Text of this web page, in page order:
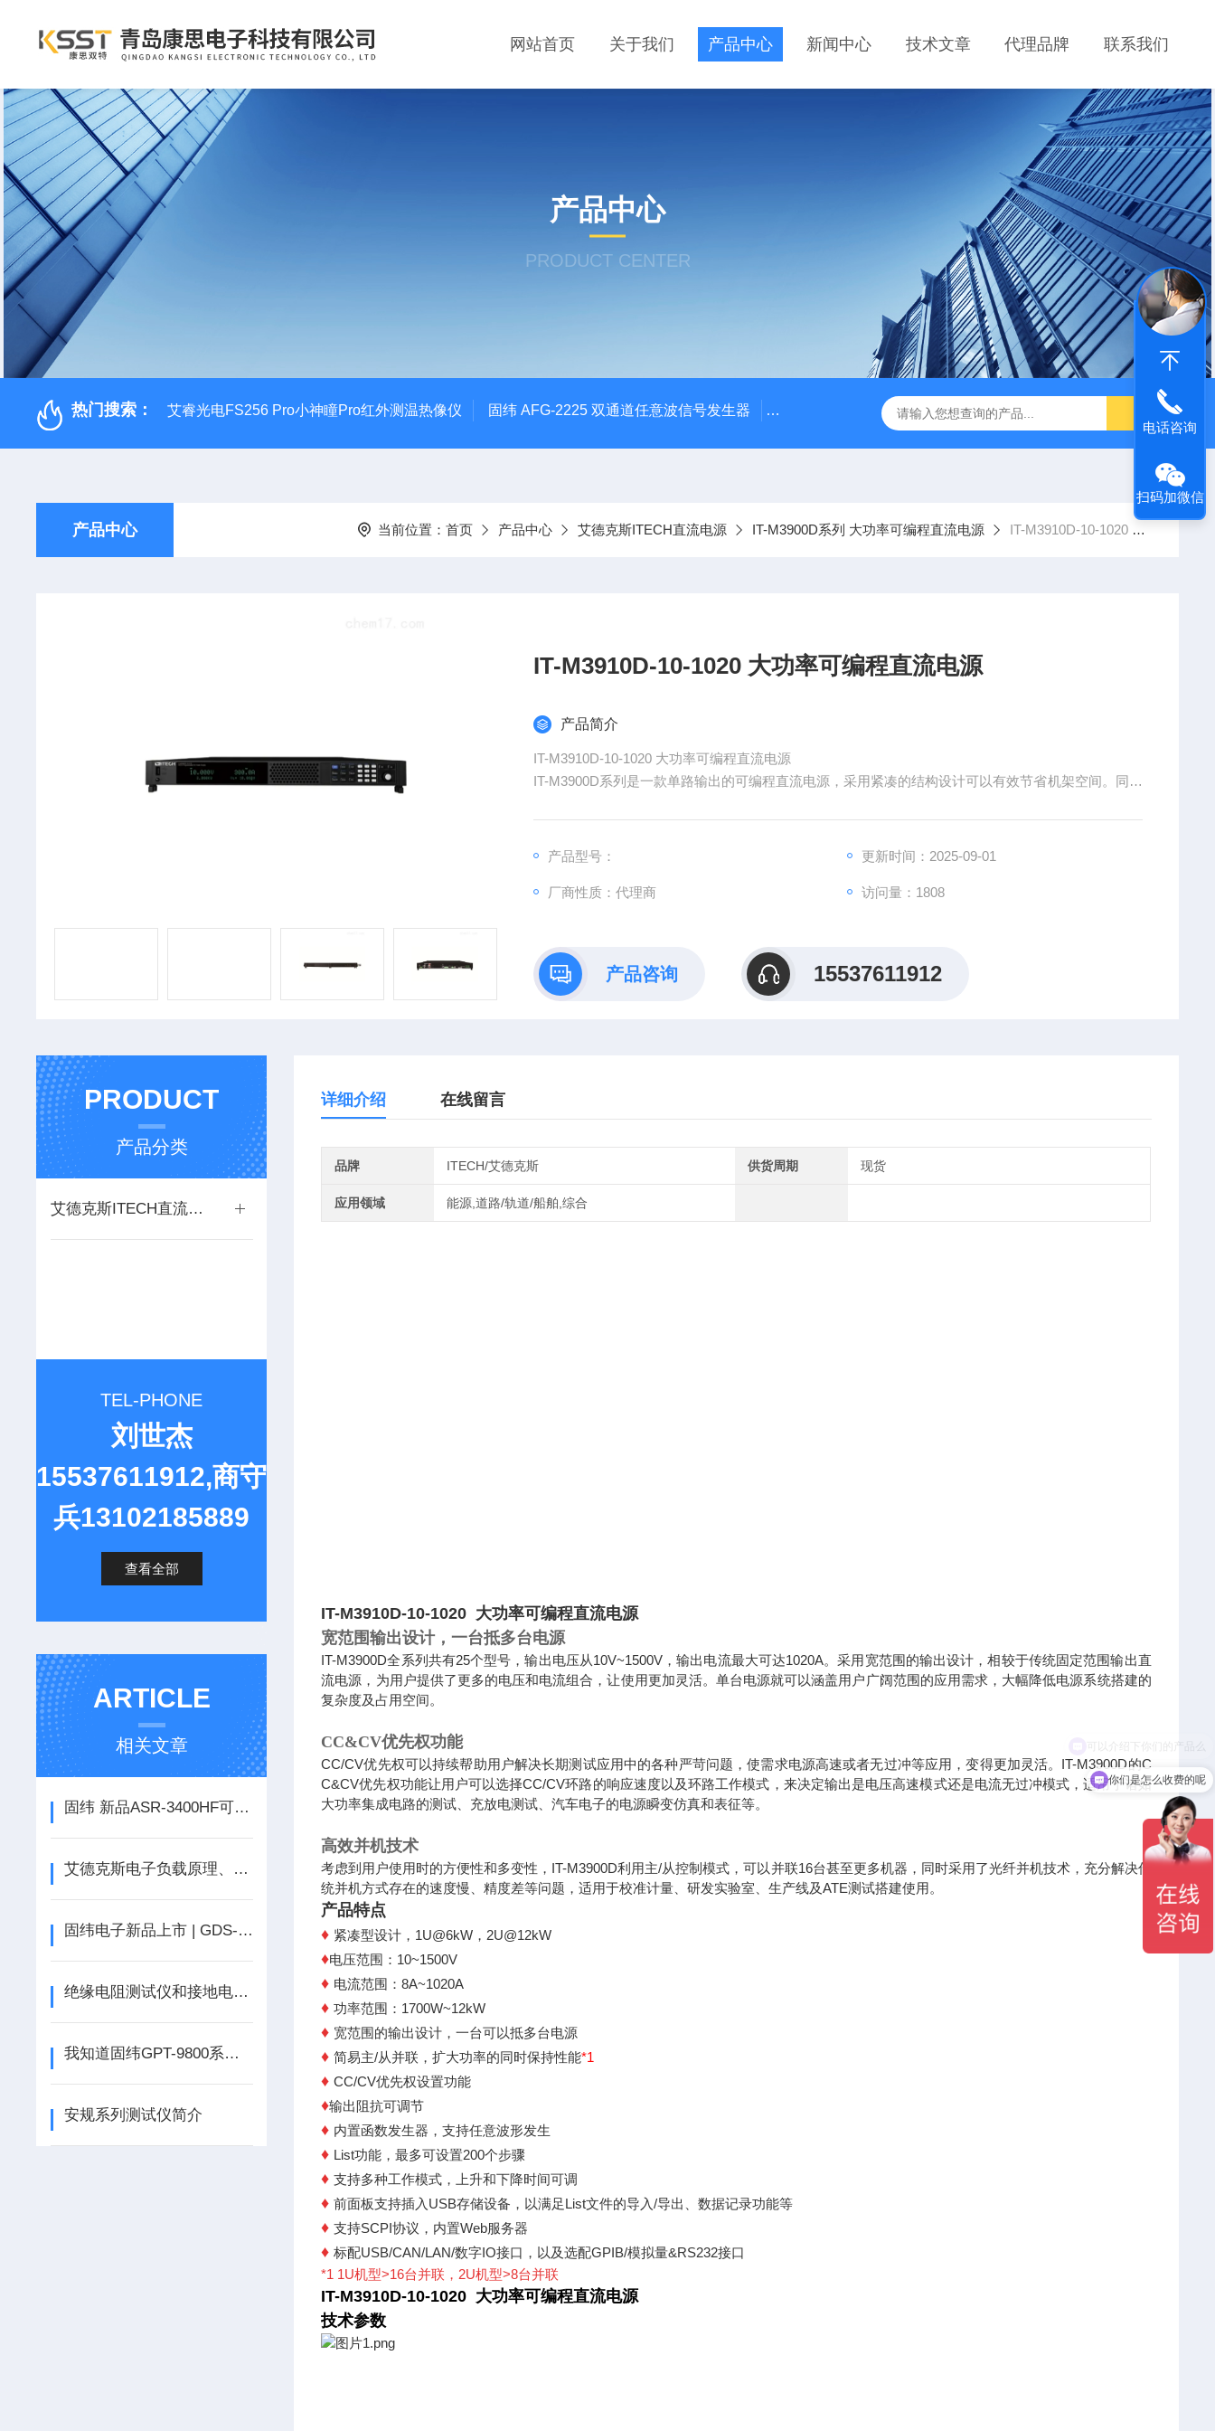
网站首页 关于我们 产品中心 新闻中心 技术文章 代理品牌 联系我们
产品中心
PRODUCT CENTER
热门搜索： 艾睿光电FS256 Pro小神瞳Pro红外测温热像仪 固纬 AFG-2225 双通道任意波信号发生器 APS-7050E 交流电源 固纬 GSP-730 频谱分析仪 艾睿光电
产品中心 当前位置：首页 产品中心 艾德克斯ITECH直流电源 IT-M3900D系列 大功率可编程直流电源 IT-M3910D-10-1020 大功率可编程直流电源
IT-M3910D-10-1020 大功率可编程直流电源
产品简介
IT-M3910D-10-1020 大功率可编程直流电源
IT-M3900D系列是一款单路输出的可编程直流电源，采用紧凑的结构设计可以有效节省机架空间。同时
产品型号：
更新时间：2025-09-01
厂商性质：代理商 访问量：1808
产品咨询 15537611912
PRODUCT
产品分类
艾德克斯ITECH直流电源
TEL-PHONE
刘世杰
15537611912,商守
兵13102185889
查看全部
ARTICLE
相关文章
固纬 新品ASR-3400HF可编程交流/直流电源输出频率高达5kHz
艾德克斯电子负载原理、应用与优势
固纬电子新品上市 | GDS-3000A系列 数字存储示波器
绝缘电阻测试仪和接地电阻测试仪的测试方式区别
我知道固纬GPT-9800系列安规测试仪的知识点
安规系列测试仪简介
详细介绍 在线留言
品牌 ITECH/艾德克斯 供货周期 现货
应用领域 能源,道路/轨道/船舶,综合
IT-M3910D-10-1020 大功率可编程直流电源
宽范围输出设计，一台抵多台电源
IT-M3900D全系列共有25个型号，输出电压从10V~1500V，输出电流最大可达1020A。采用宽范围的输出设计，相较于传统固定范围输出直
流电源，为用户提供了更多的电压和电流组合，让使用更加灵活。单台电源就可以涵盖用户广阔范围的应用需求，大幅降低电源系统搭建的
复杂度及占用空间。
CC&CV优先权功能
CC/CV优先权可以持续帮助用户解决长期测试应用中的各种严苛问题，使需求电源高速或者无过冲等应用，变得更加灵活。IT-M3900D的C
C&CV优先权功能让用户可以选择CC/CV环路的响应速度以及环路工作模式，来决定输出是电压高速模式还是电流无过冲模式，适用于诸如
大功率集成电路的测试、充放电测试、汽车电子的电源瞬变仿真和表征等。
高效并机技术
考虑到用户使用时的方便性和多变性，IT-M3900D利用主/从控制模式，可以并联16台甚至更多机器，同时采用了光纤并机技术，充分解决传
统并机方式存在的速度慢、精度差等问题，适用于校准计量、研发实验室、生产线及ATE测试搭建使用。
产品特点
♦ 紧凑型设计，1U@6kW，2U@12kW
♦电压范围：10~1500V
♦ 电流范围：8A~1020A
♦ 功率范围：1700W~12kW
♦ 宽范围的输出设计，一台可以抵多台电源
♦ 简易主/从并联，扩大功率的同时保持性能*1
♦ CC/CV优先权设置功能
♦输出阻抗可调节
♦ 内置函数发生器，支持任意波形发生
♦ List功能，最多可设置200个步骤
♦支持多种工作模式，上升和下降时间可调
♦前面板支持插入USB存储设备，以满足List文件的导入/导出、数据记录功能等
♦支持SCPI协议，内置Web服务器
♦标配USB/CAN/LAN/数字IO接口，以及选配GPIB/模拟量&RS232接口
*1 1U机型>16台并联，2U机型>8台并联
IT-M3910D-10-1020 大功率可编程直流电源
技术参数
电话咨询
扫码加微信
你们是怎么收费的呢